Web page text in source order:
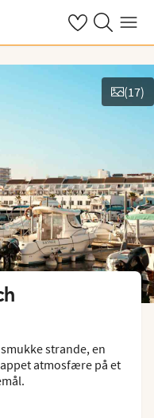
Se dine gemte
Søg påMenu
(17)
strande, en
atmosfære på et